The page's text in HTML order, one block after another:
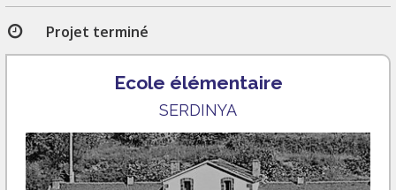
Projet terminé
Ecole élémentaire
SERDINYA